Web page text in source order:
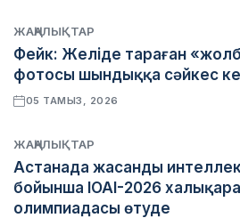
ЖАҢАЛЫҚТАР
Фейк: Желіде тараған
фотосы шындыққа сәйкес
05 ТАМЫЗ, 2026
ЖАҢАЛЫҚТАР
Астанада жасанды
бойынша IOAI-2026
олимпиадасы өтуде